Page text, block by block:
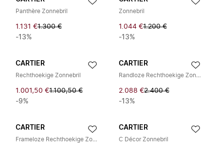
Panthère Zonnebril
1.131 €1.300 €
-13%
Zonnebril
1.044 €1.200 €
-13%
CARTIER
Rechthoekige Zonnebril
1.001,50 €1.100,50 €
-9%
CARTIER
Randloze Rechthoekige Zonnebril
2.088 €2.400 €
-13%
CARTIER
Frameloze Rechthoekige Zonnebril
CARTIER
C Décor Zonnebril